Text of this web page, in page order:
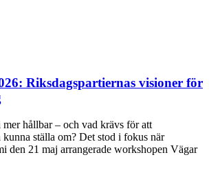
Riksdagspartiernas visioner för
hållbar – och vad krävs för att
ställa om? Det stod i fokus när
den 21 maj arrangerade workshopen Vägar